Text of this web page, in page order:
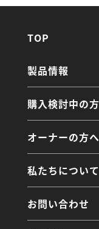
TOP
製品情報
購入検討中の
オーナーの方へ
私たちについて
お問い合わせ